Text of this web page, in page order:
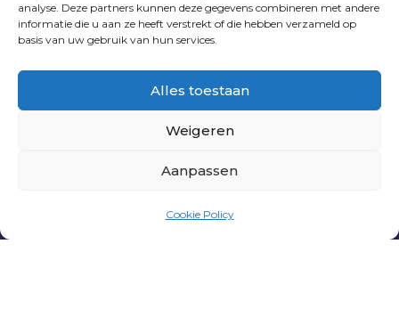
analyse. Deze partners kunnen deze gegevens combineren met andere
informatie die u aan ze heeft verstrekt of die hebben verzameld op
basis van uw gebruik van hun services.
Alles toestaan
Weigeren
Aanpassen
Cookie Policy
VOLG ONS
| WEBSITE DOOR